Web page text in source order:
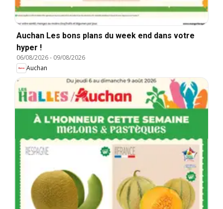
Auchan Les bons plans du week end dans votre
hyper !
06/08/2026- 09/08/2026
Auchan